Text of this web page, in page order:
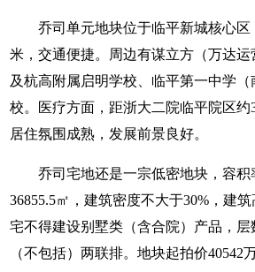
乔司单元地块位于临平新城核心区
米，交通便捷。周边有谋立方（万达运
及杭高附属启明学校、临平第一中学
校。医疗方面，距浙大二院临平院区
居住氛围成熟，发展前景良好。
乔司宅地还是一宗低密地块，容积
36855.5㎡，建筑密度不大于30%，建
宅不得建设别墅类（含合院）产品，
（不包括）两联排。地块起拍价40542